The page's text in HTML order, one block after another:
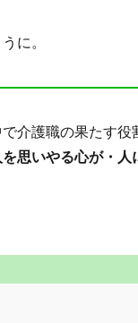
に。
介護職の果たす役
を思いやる心が・人